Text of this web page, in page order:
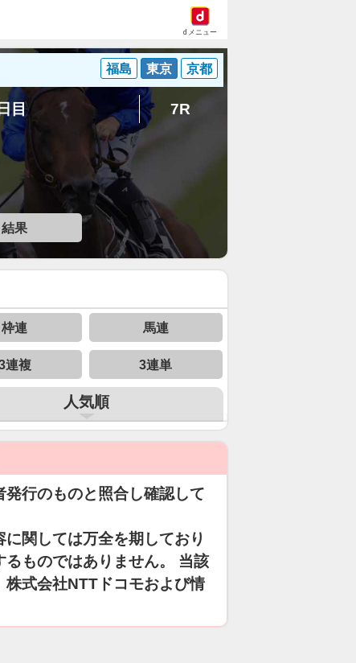
dメニュー
福島 東京 京都
目 7R
結果
枠連 馬連
連複 3連単
人気順
行のものと照合し確認して
関しては万全を期しており
ものではありません。 当該
式会社NTTドコモおよび情